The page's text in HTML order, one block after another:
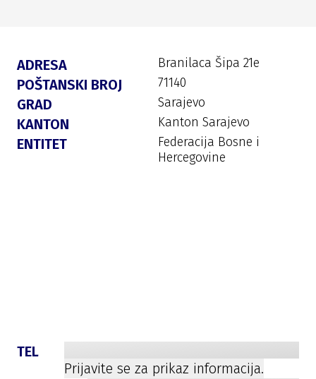
ADRESA Branilaca Šipa 21e
POŠTANSKI BROJ 71140
GRAD Sarajevo
KANTON Kanton Sarajevo
ENTITET
Federacija Bosne i
Hercegovine
TEL
Prijavite se za prikaz informacija.